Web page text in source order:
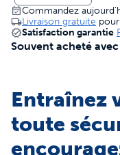
Commandez
Livraison gratuite
Satisfaction garantie
Souvent acheté avec
Entraînez
toute